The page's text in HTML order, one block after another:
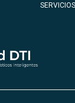
SERVICIOS